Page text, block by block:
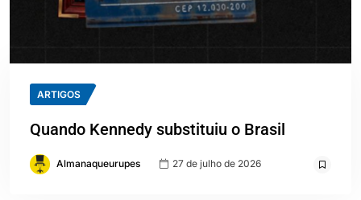
ARTIGOS
Quando Kennedy substituiu o Brasil
Almanaqueurupes 27 de julho de 2026